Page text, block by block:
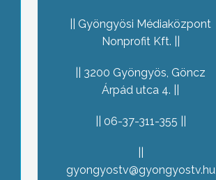
Gyöngyösi Médiaközpont
Nonprofit Kft.
3200 Gyöngyös, Göncz
Árpád utca 4.
06-37-311-355
gyongyostv@gyongyostv.hu